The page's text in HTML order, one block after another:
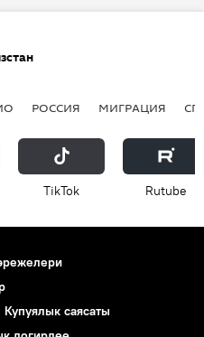
РОССИЯ МИГРАЦИЯ
ТikТоk Rutube
Купуялык саясаты